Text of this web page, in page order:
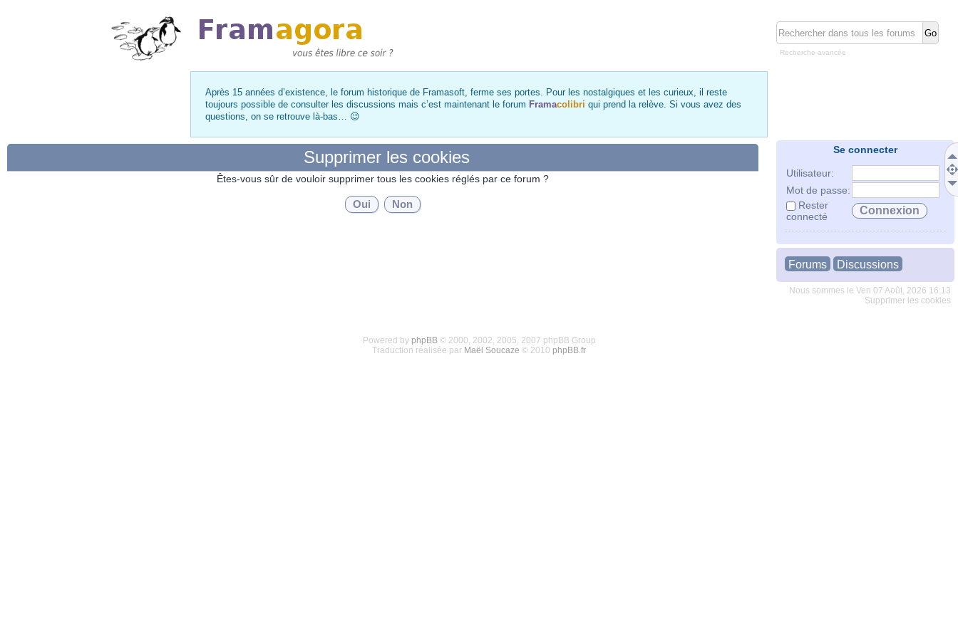
Recherche avancée
Après 15 années d’existence, le forum historique de Framasoft, ferme ses portes. Pour les nostalgiques et les curieux, il reste
toujours possible de consulter les discussions mais c’est maintenant le forum Framacolibri qui prend la relève. Si vous avez des
questions, on se retrouve là-bas… 😉
Se connecter
Utilisateur:
Mot de passe:
Rester
connecté
Forums Discussions
Nous sommes le Ven 07 Août, 2026 16:13
Supprimer les cookies
Supprimer les cookies
Êtes-vous sûr de vouloir supprimer tous les cookies réglés par ce forum ?
Powered by phpBB© 2000, 2002, 2005, 2007 phpBB Group
Traduction réalisée par Maël Soucaze © 2010 phpBB.fr